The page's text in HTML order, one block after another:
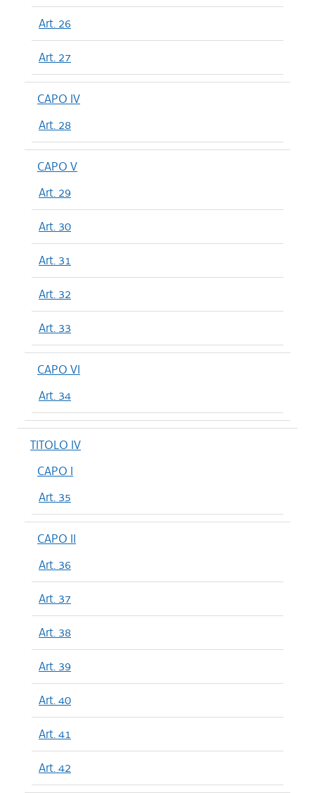
Art. 26
Art. 27
CAPO IV
Art. 28
CAPO V
Art. 29
Art. 30
Art. 31
Art. 32
Art. 33
CAPO VI
Art. 34
TITOLO IV
CAPO I
Art. 35
CAPO II
Art. 36
Art. 37
Art. 38
Art. 39
Art. 40
Art. 41
Art. 42